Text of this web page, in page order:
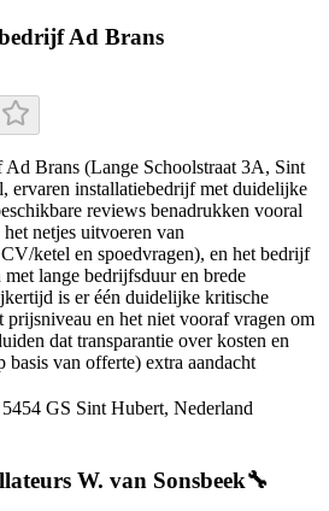
Ad Brans
Brans (Lange Schoolstraat 3A, Sint
ervaren installatiebedrijf met duidelijke
reviews benadrukken vooral
netjes uitvoeren van
ketel en spoedvragen), en het bedrijf
lange bedrijfsduur en brede
is er één duidelijke kritische
en het niet vooraf vragen om
dat transparantie over kosten en
basis van offerte) extra aandacht
GS Sint Hubert, Nederland
W. van Sonsbeek🔧